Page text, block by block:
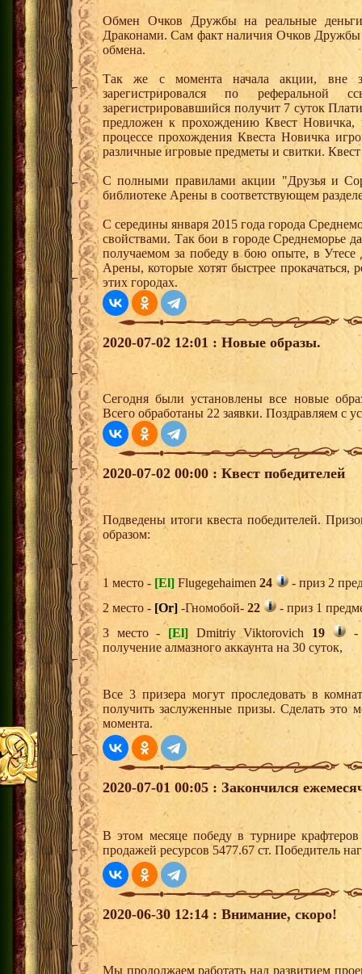
Обмен Очков Дружбы на реальные деньги
Драконами. Сам факт наличия Очков Дружбы
обмена.
Так же с момента начала акции, вне
зарегистрировался по
зарегистрировавшийся получит 7 суток
предложен к прохождению Квест
процессе прохождения Квеста Новичка
различные игровые предметы и свитки.
С полными правилами акции "Друзья и
библиотеке Арены в соответствующем
С середины января 2015 года города
свойствами. Так бои в городе Среднеморье
получаемом за победу в бою опыте, в
Арены, которые хотят быстрее прокачаться,
этих городах.
2020-07-02 12:01 : Новые образы.
Сегодня были установлены все новые
Всего обработаны 22 заявки. Поздравляем с
2020-07-02 00:00 : Квест победителей
Подведены итоги квеста победителей.
образом:
1 место - [El] Flugegehaimen 24
- приз 2
2 место - [Or] -Гномобой- 22
- приз 1
3 место - [El] Dmitriy Viktorovich 19
-
получение алмазного аккаунта на 30 суток,
Все 3 призера могут проследовать в
получить заслуженные призы. Сделать это
момента.
2020-07-01 00:05 : Закончился
В этом месяце победу в турнире
продажей ресурсов 5477.67 ст. Победитель
2020-06-30 12:14 : Внимание, скоро!
Мы продолжаем работать над развитием